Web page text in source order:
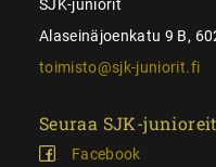
SJK-juniorit
Alaseinäjoenkatu 9 B,
toimisto@sjk-juniorit.fi
Seuraa SJK-
Facebook